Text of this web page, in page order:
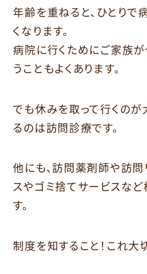
年齢を重ねると、ひとりで
くなります。
病院に行くためにご家族
うこともよくあります。
でも休みを取って行くの
るのは訪問診療です。
他にも、訪問薬剤師や訪問
スやゴミ捨てサービスな
す。
制度を知すること！これ大